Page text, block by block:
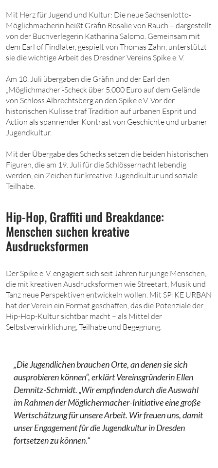
Mit Herz für Jugend und Kultur: Die neue Sachsenlotto-
Möglichmacherin heißt Gräfin Rosalie von Rauch – dargestellt
von der Buchverlegerin Katharina Salomo. Gemeinsam mit
dem Earl of Findlater, gespielt von Thomas Zahn, unterstützt
sie die wichtige Arbeit des Dresdner Vereins Spike e. V.
Am 10. Juli übergaben die Gräfin und der Earl den
„Möglichmacher“-Scheck über 5.000 Euro auf dem Gelände
von Schloss Albrechtsberg an den Spike e.V. Vor der
historischen Kulisse traf Tradition auf urbanen Esprit und
Action als spannender Kontrast von Geschichte und urbaner
Jugendkultur.
Mit der Übergabe des Schecks setzen die beiden historischen
Figuren, die am 19. Juli für die Schlössernacht lebendig
werden, ein Zeichen für kreative Jugendkultur und soziale
Teilhabe.
Hip-Hop, Graffiti und Breakdance:
Menschen suchen kreative
Ausdrucksformen
Der Spike e. V. engagiert sich seit Jahren für junge Menschen,
die mit kreativen Ausdrucksformen wie Streetart, Musik und
Tanz neue Perspektiven entwickeln wollen. Mit SPIKE URBAN
hat der Verein ein Format geschaffen, das die Potenziale der
Hip-Hop-Kultur sichtbar macht – als Mittel der
Selbstverwirklichung, Teilhabe und Begegnung.
„Die Jugendlichen brauchen Orte, an denen sie sich
ausprobieren können“, erklärt Vereinsgründerin Ellen
Demnitz-Schmidt. „Wir empfinden durch die Auswahl
im Rahmen der Möglichermacher-Initiative eine große
Wertschätzung für unsere Arbeit. Wir freuen uns, damit
unser Engagement für die Jugendkultur in Dresden
fortsetzen zu können.“